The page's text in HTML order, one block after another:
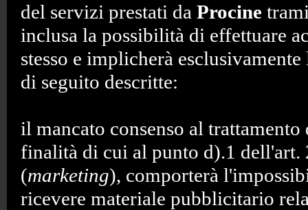
del servizi prestati da Procine
inclusa la possibilità di effettuare
stesso e implicherà esclusivamente
di seguito descritte:
il mancato consenso al
finalità di cui al punto d).1 dell'art.
(marketing), comporterà
ricevere materiale pubblicitario